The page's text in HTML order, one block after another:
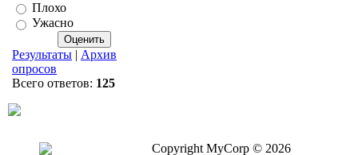
Плохо
Ужасно
Результаты | Архив
опросов
Всего ответов: 125
Copyright MyCorp © 2026